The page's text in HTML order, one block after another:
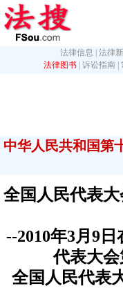
法律信息 法律
法律图书 诉讼指南
中华人民共和国第
全国人民代表
--2010年3月9
代表大
全国人民代表